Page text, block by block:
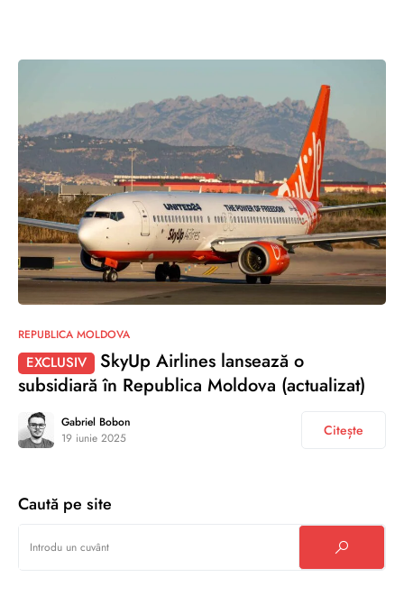
0
REPUBLICA MOLDOVA
EXCLUSIV
SkyUp Airlines lansează o
subsidiară în Republica Moldova (actualizat)
Gabriel Bobon
19 iunie 2025
Citește
Caută pe site